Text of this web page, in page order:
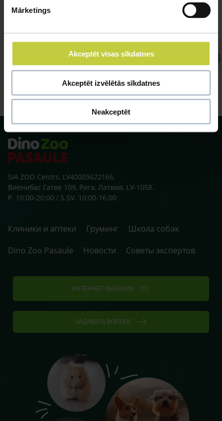
Mārketings
Akceptēt visas sīkdatnes
Akceptēt izvēlētās sīkdatnes
Neakceptēt
Отвечает Кинолог, Кинолог
SIA ZOO Centrs, LV40003622166,
Виенибас Гатве 109, Рига, Латвия, LV-1058.
P. 10:00-20:00 / S.SV. 10:00-16:00
Клиники и аптеки Груминг
Школа собак
Dino Zoo Pasaule
Новости Советы экспертов
ИНТЕРНЕТ-МАГАЗИН
ЗАДАВАТЬ ВОПРОС